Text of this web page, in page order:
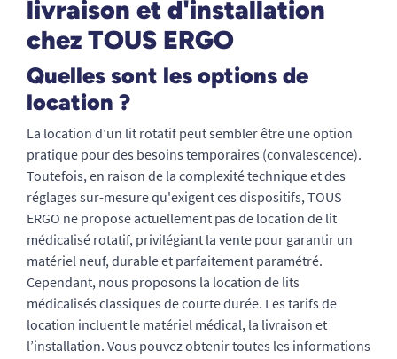
livraison et d'installation
chez TOUS ERGO
Quelles sont les options de
location ?
La location d’un lit rotatif peut sembler être une option
pratique pour des besoins temporaires (convalescence).
Toutefois, en raison de la complexité technique et des
réglages sur-mesure qu'exigent ces dispositifs, TOUS
ERGO ne propose actuellement pas de location de lit
médicalisé rotatif, privilégiant la vente pour garantir un
matériel neuf, durable et parfaitement paramétré.
Cependant, nous proposons la location de lits
médicalisés classiques de courte durée. Les tarifs de
location incluent le matériel médical, la livraison et
l’installation. Vous pouvez obtenir toutes les informations